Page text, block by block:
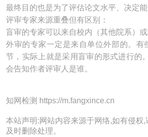
最终目的也是为了评估论文水平、决定能
评审专家来源重叠但有区别：
盲审的专家可以来自校内（其他院系）或
外审的专家一定是来自单位外部的。有
节，实际上就是采用盲审的形式进行的
会告知作者评审人是谁。
知网检测 https://m.fangxince.cn
本站声明:网站内容来源于网络,如有侵权
及时删除处理。